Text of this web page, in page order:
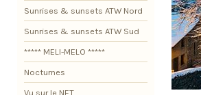
Sunrises & sunsets ATW Nord
Sunrises & sunsets ATW Sud
***** MELI-MELO *****
Nocturnes
Vu sur le NET